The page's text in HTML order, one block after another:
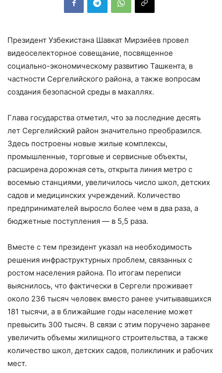
Президент Узбекистана Шавкат Мирзиёев провел
видеоселекторное совещание, посвященное
социально-экономическому развитию Ташкента, в
частности Сергелийского района, а также вопросам
создания безопасной среды в махаллях.
Глава государства отметил, что за последние десять
лет Сергелийский район значительно преобразился.
Здесь построены новые жилые комплексы,
промышленные, торговые и сервисные объекты,
расширена дорожная сеть, открыта линия метро с
восемью станциями, увеличилось число школ, детских
садов и медицинских учреждений. Количество
предпринимателей выросло более чем в два раза, а
бюджетные поступления — в 5,5 раза.
Вместе с тем президент указал на необходимость
решения инфраструктурных проблем, связанных с
ростом населения района. По итогам переписи
выяснилось, что фактически в Сергели проживает
около 236 тысяч человек вместо ранее учитывавшихся
181 тысячи, а в ближайшие годы население может
превысить 300 тысяч. В связи с этим поручено заранее
увеличить объемы жилищного строительства, а также
количество школ, детских садов, поликлиник и рабочих
мест.